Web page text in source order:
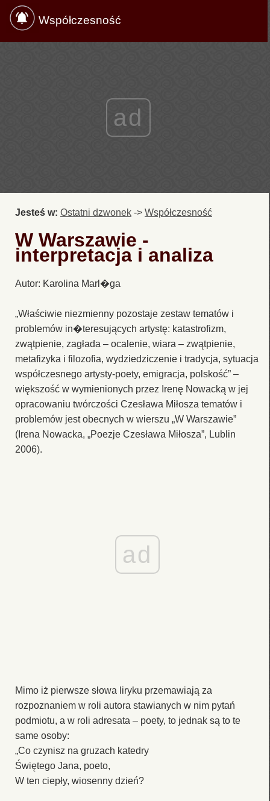
Współczesność
ad
Jesteś w: Ostatni dzwonek -> Współczesność
W Warszawie -
interpretacja i analiza
Autor: Karolina Marl�ga
„Właściwie niezmienny pozostaje zestaw tematów i
problemów in�teresujących artystę: katastrofizm,
zwątpienie, zagłada – ocalenie, wiara – zwątpienie,
metafizyka i filozofia, wydziedziczenie i tradycja, sytuacja
współczesnego artysty-poety, emigracja, polskość” –
większość w wymienionych przez Irenę Nowacką w jej
opracowaniu twórczości Czesława Miłosza tematów i
problemów jest obecnych w wierszu „W Warszawie”
(Irena Nowacka, „Poezje Czesława Miłosza”, Lublin
2006).
ad
Mimo iż pierwsze słowa liryku przemawiają za
rozpoznaniem w roli autora stawianych w nim pytań
podmiotu, a w roli adresata – poety, to jednak są to te
same osoby:
„Co czynisz na gruzach katedry
Świętego Jana, poeto,
W ten ciepły, wiosenny dzień?